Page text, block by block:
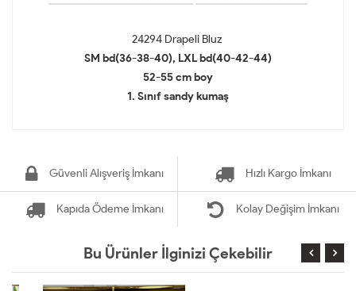
24294 Drapeli Bluz
SM bd(36-38-40), LXL bd(40-42-44)
52-55 cm boy
1. Sınıf sandy kumaş
Güvenli Alışveriş İmkanı Hızlı Kargo İmkanı
Kapıda Ödeme İmkanı Kolay Değişim İmkanı
Bu Ürünler İlginizi Çekebilir